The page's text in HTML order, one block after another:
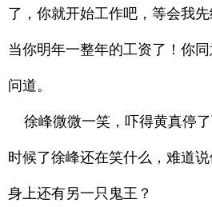
了，你就开始工作吧，等会我
当你明年一整年的工资了！你
问道。
徐峰微微一笑，吓得黄真停
时候了徐峰还在笑什么，难道
身上还有另一只鬼王？